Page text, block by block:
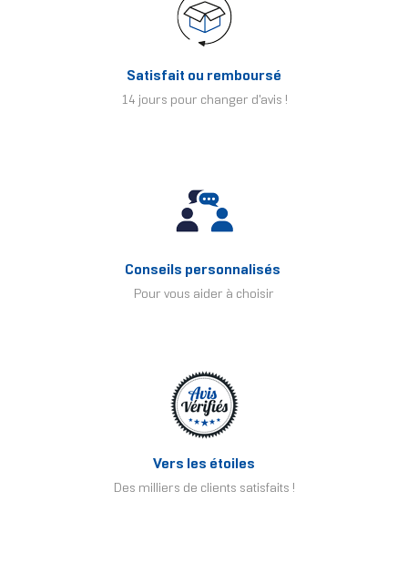
Satisfait ou remboursé
14 jours pour changer d'avis !
Conseils personnalisés
Pour vous aider à choisir
Vers les étoiles
Des milliers de clients satisfaits !